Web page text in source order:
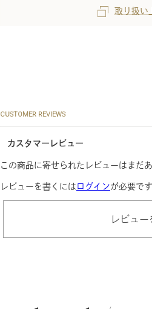
取り扱い
CUSTOMER REVIEWS
カスタマーレビュー
この商品に寄せられたレビューはまだあ
レビューを書くには ログインが必要です
レビュー